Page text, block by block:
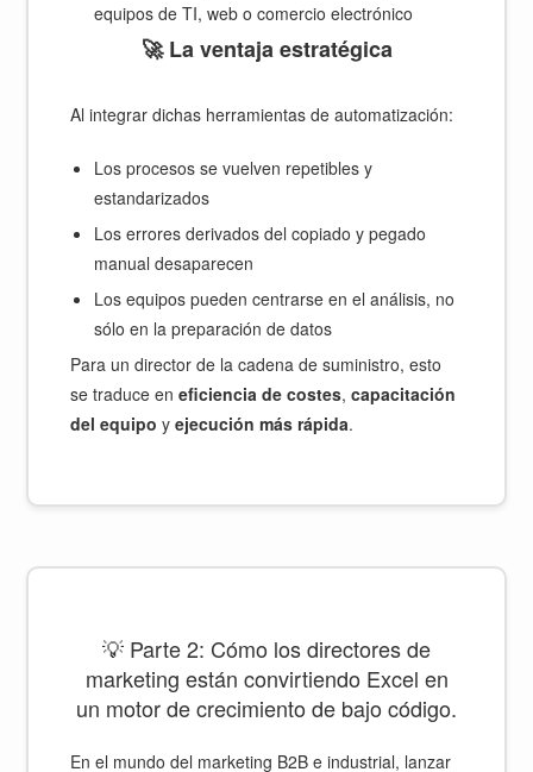
equipos de TI, web o comercio electrónico
🚀 La ventaja estratégica
Al integrar dichas herramientas de automatización:
Los procesos se vuelven repetibles y
estandarizados
Los errores derivados del copiado y pegado
manual desaparecen
Los equipos pueden centrarse en el análisis, no
sólo en la preparación de datos
Para un director de la cadena de suministro, esto
se traduce eneficiencia de costes,capacitación
del equipo yejecución más rápida.
💡 Parte 2: Cómo los directores de
marketing están convirtiendo Excel en
un motor de crecimiento de bajo código.
En el mundo del marketing B2B e industrial, lanzar